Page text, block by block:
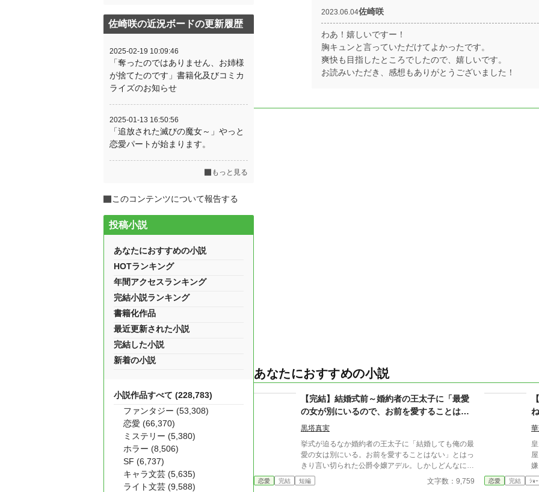
2023.06.04佐崎咲
わあ！嬉しいですー！
胸キュンと言っていただけてよかったです。
爽快も目指したところでしたので、嬉しいです。
お読みいただき、感想もありがとうございました！
あなたにおすすめの小説
【完結】結婚式前～婚約者の王太子に「最愛
の女が別にいるので、お前を愛することはな
い」と言われました～
黒塔真実
挙式が迫るなか婚約者の王太子に「結婚しても俺の最
愛の女は別にいる。お前を愛することはない」とはっ
きり言い切られた公爵令嬢アデル。しかしどんなに婚
約者としてないがしろにされても女性としての誇りを
傷つけられても彼女は平気だった。なぜなら大切な
恋愛 完結 短編 文字数：9,759
嫌
恋愛 完結 ｼｮ
佐崎咲の近況ボードの更新履歴
2025-02-19 10:09:46
「奪ったのではありません、お姉様
が捨てたのです」書籍化及びコミカ
ライズのお知らせ
2025-01-13 16:50:56
「追放された滅びの魔女～」やっと
恋愛パートが始まります。
もっと見る
このコンテンツについて報告する
投稿小説
あなたにおすすめの小説
HOTランキング
年間アクセスランキング
完結小説ランキング
書籍化作品
最近更新された小説
完結した小説
新着の小説
小説作品すべて (228,783)
ファンタジー (53,308)
恋愛 (66,370)
ミステリー (5,380)
ホラー (8,506)
SF (6,737)
キャラ文芸 (5,635)
ライト文芸 (9,588)